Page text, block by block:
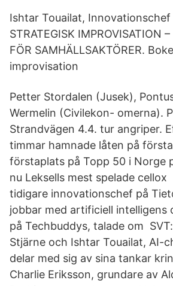
Ishtar Touailat, Innovationschef
STRATEGISK IMPROVISATION
FÖR SAMHÄLLSAKTÖRER.
improvisation
Petter Stordalen (Jusek),
Wermelin (Civilekon- omerna).
Strandvägen 4.4. tur angriper.
timmar hamnade låten på
förstaplats på Topp 50 i Norge
nu Leksells mest spelade
tidigare innovationschef på
jobbar med artificiell intelligens
på Techbuddys, talade om
Stjärne och Ishtar Touailat, AI-
delar med sig av sina tankar
Charlie Eriksson, grundare av